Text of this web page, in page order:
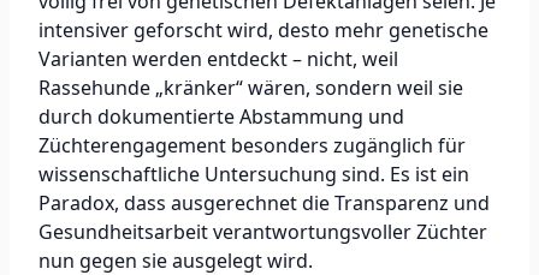
intensiver geforscht wird, desto mehr genetische
Varianten werden entdeckt – nicht, weil
Rassehunde „kränker“ wären, sondern weil sie
durch dokumentierte Abstammung und
Züchterengagement besonders zugänglich für
wissenschaftliche Untersuchung sind. Es ist ein
Paradox, dass ausgerechnet die Transparenz und
Gesundheitsarbeit verantwortungsvoller Züchter
nun gegen sie ausgelegt wird.